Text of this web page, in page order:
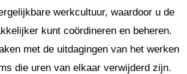
werkcultuur, waardoor u de
kunt coördineren en beheren.
met de uitdagingen van het werken
die uren van elkaar verwijderd zijn.